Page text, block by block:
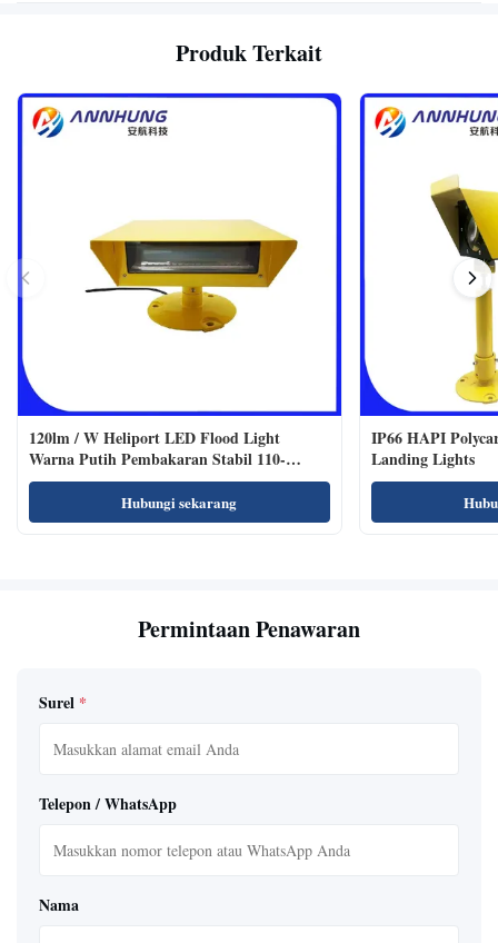
Produk Terkait
120lm / W Heliport LED Flood Light
Warna Putih Pembakaran Stabil 110-
240VAC
Hubungi sekarang
IP66 HAPI
Landing Lights
Permintaan Penawaran
Surel *
Telepon / WhatsApp
Nama